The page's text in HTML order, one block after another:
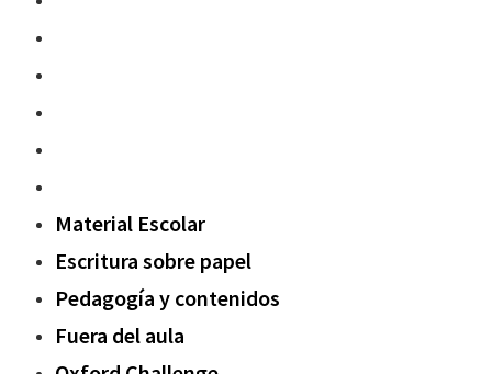
Material Escolar
Escritura sobre papel
Pedagogía y contenidos
Fuera del aula